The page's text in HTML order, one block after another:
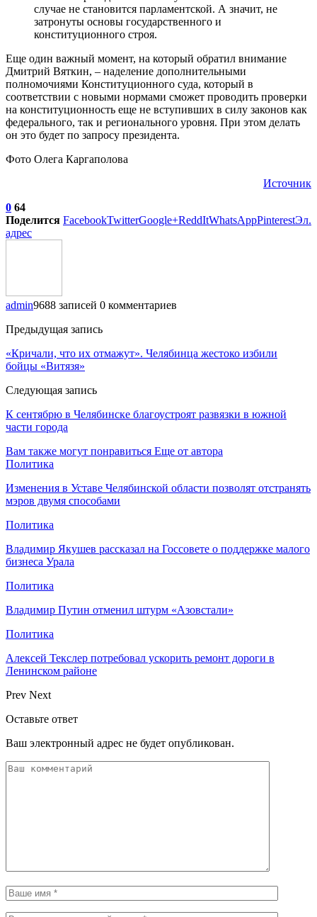
случае не становится парламентской. А значит, не
затронуты основы государственного и
конституционного строя.
Еще один важный момент, на который обратил внимание
Дмитрий Вяткин, – наделение дополнительными
полномочиями Конституционного суда, который в
соответствии с новыми нормами сможет проводить проверки
на конституционность еще не вступивших в силу законов как
федерального, так и регионального уровня. При этом делать
он это будет по запросу президента.
Фото Олега Каргаполова
Источник
0 64
Поделится FacebookTwitterGoogle+ReddItWhatsAppPinterestЭл.
адрес
admin9688 записей 0 комментариев
Предыдущая запись
«Кричали, что их отмажут». Челябинца жестоко избили
бойцы «Витязя»
Следующая запись
К сентябрю в Челябинске благоустроят развязки в южной
части города
Вам также могут понравиться Еще от автора
Политика
Изменения в Уставе Челябинской области позволят отстранять
мэров двумя способами
Политика
Владимир Якушев рассказал на Госсовете о поддержке малого
бизнеса Урала
Политика
Владимир Путин отменил штурм «Азовстали»
Политика
Алексей Текслер потребовал ускорить ремонт дороги в
Ленинском районе
Prev Next
Оставьте ответ
Ваш электронный адрес не будет опубликован.